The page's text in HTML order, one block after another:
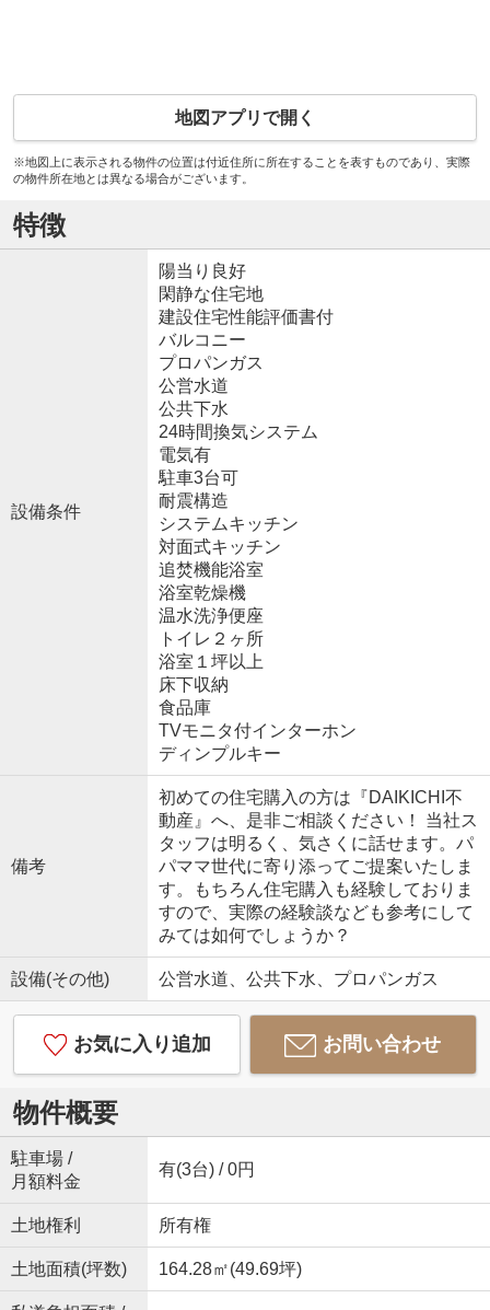
地図アプリで開く
※地図上に表示される物件の位置は付近住所に所在することを表すものであり、実際
の物件所在地とは異なる場合がございます。
特徴
設備条件
陽当り良好
閑静な住宅地
建設住宅性能評価書付
バルコニー
プロパンガス
公営水道
公共下水
24時間換気システム
電気有
駐車3台可
耐震構造
システムキッチン
対面式キッチン
追焚機能浴室
浴室乾燥機
温水洗浄便座
トイレ２ヶ所
浴室１坪以上
床下収納
食品庫
TVモニタ付インターホン
ディンプルキー
備考
初めての住宅購入の方は『DAIKICHI不
動産』へ、是非ご相談ください！ 当社ス
タッフは明るく、気さくに話せます。パ
パママ世代に寄り添ってご提案いたしま
す。もちろん住宅購入も経験しておりま
すので、実際の経験談なども参考にして
みては如何でしょうか？
設備(その他) 公営水道、公共下水、プロパンガス
お気に入り追加 お問い合わせ
物件概要
駐車場 /
月額料金
有(3台) / 0円
土地権利 所有権
土地面積(坪数) 164.28㎡(49.69坪)